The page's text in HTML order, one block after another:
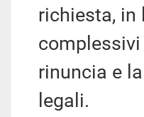
richiesta, in
rinuncia e
legali.